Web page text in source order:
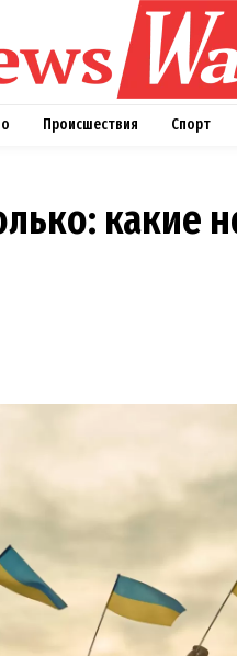
Происшествия Спорт
какие